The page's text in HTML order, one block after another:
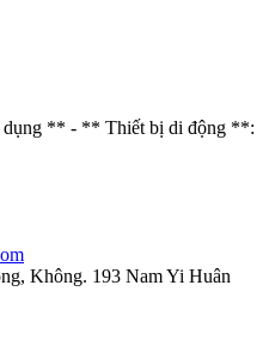
dụng ** - ** Thiết bị di động **:
Không. 193 Nam Yi Huân